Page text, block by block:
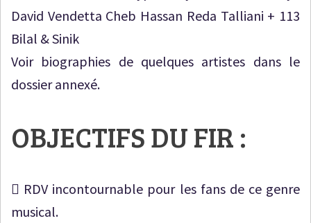
David Vendetta Cheb Hassan Reda Talliani + 113
Bilal & Sinik
Voir biographies de quelques artistes dans le
dossier annexé.
OBJECTIFS DU FIR :
 RDV incontournable pour les fans de ce genre
musical.